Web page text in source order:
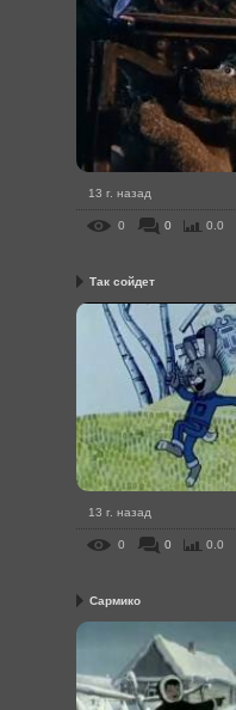
13 г. назад
0 0 0.0
Так сойдет
13 г. назад
0 0 0.0
Сармико